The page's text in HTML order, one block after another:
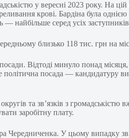
у вересні 2023 року. На цій
крові. Бардіна була
найбільше серед усіх
близько 118 тис. грн на
Відтоді минуло понад
політична посада — кандидатуру
та зв’язків з громадськістю
заробітну плату.
Чередниченка. У цьому випадку